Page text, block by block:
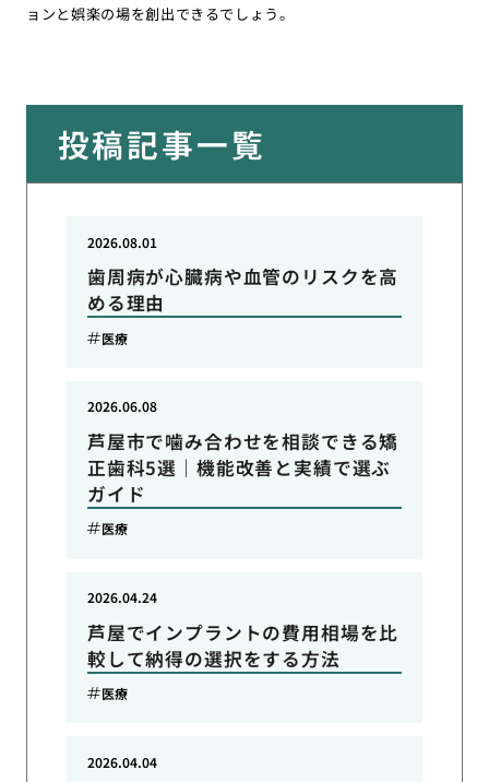
ョンと娯楽の場を創出できるでしょう。
投稿記事一覧
歯周病が心臓病や血管のリスクを高
める理由
2026.08.01
医療
芦屋市で噛み合わせを相談できる矯
正歯科5選｜機能改善と実績で選ぶ
ガイド
2026.06.08
医療
芦屋でインプラントの費用相場を比
較して納得の選択をする方法
2026.04.24
医療
2026.04.04